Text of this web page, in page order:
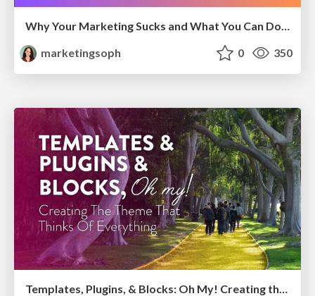
Why Your Marketing Sucks and What You Can Do About It - Sophie Logan
marketingsoph
0 350
Templates, Plugins, & Blocks: Oh My! Creating the theme that thinks of everything